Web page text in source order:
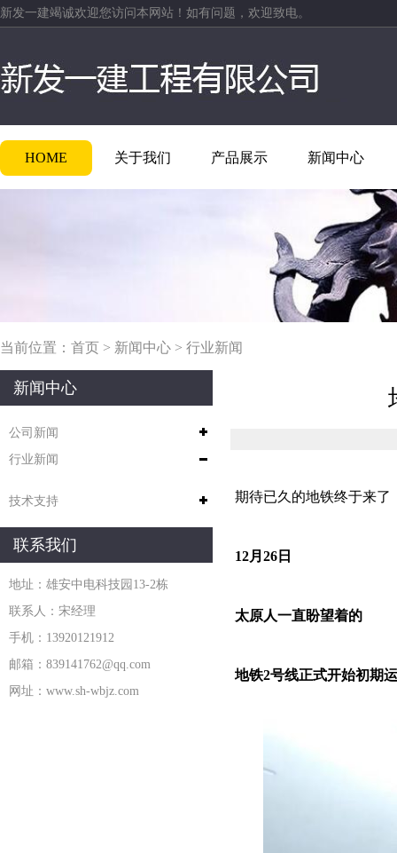
新发一建竭诚欢迎您访问本网站！如有问题，欢迎致电。
HOME 关于我们 产品展示 新闻中心
当前位置： 首页 > 新闻中心 > 行业新闻
新闻中心
公司新闻
行业新闻
技术支持
联系我们
地址：雄安中电科技园13-2栋
联系人：宋经理
手机：13920121912
邮箱：839141762@qq.com
网址：www.sh-wbjz.com
期待已久的地铁终于来了
12月26日
太原人一直盼望着的
地铁2号线正式开始初期